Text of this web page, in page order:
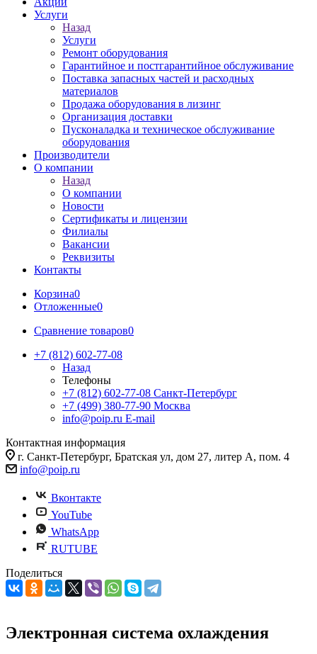
Услуги
Назад
Услуги
Ремонт оборудования
Гарантийное и постгарантийное обслуживание
Поставка запасных частей и расходных
материалов
Продажа оборудования в лизинг
Организация доставки
Пусконаладка и техническое обслуживание
оборудования
Производители
О компании
Назад
О компании
Новости
Сертификаты и лицензии
Филиалы
Вакансии
Реквизиты
Контакты
Корзина0
Отложенные0
Сравнение товаров0
+7 (812) 602-77-08
Назад
Телефоны
+7 (812) 602-77-08 Санкт-Петербург
+7 (499) 380-77-90 Москва
info@poip.ru E-mail
Контактная информация
г. Санкт-Петербург, Братская ул, дом 27, литер А, пом. 4
info@poip.ru
Вконтакте
YouTube
WhatsApp
RUTUBE
Поделиться
Электронная система охлаждения